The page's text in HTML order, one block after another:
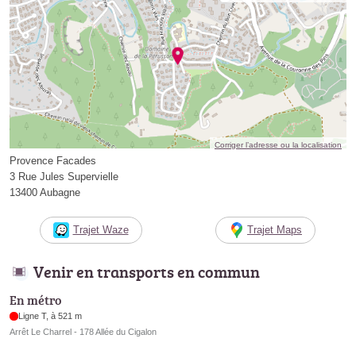
Corriger l’adresse ou la localisation
Provence Facades
3 Rue Jules Supervielle
13400 Aubagne
Trajet Waze Trajet Maps
Venir en transports en commun
En métro
Ligne T, à 521 m
Arrêt Le Charrel - 178 Allée du Cigalon